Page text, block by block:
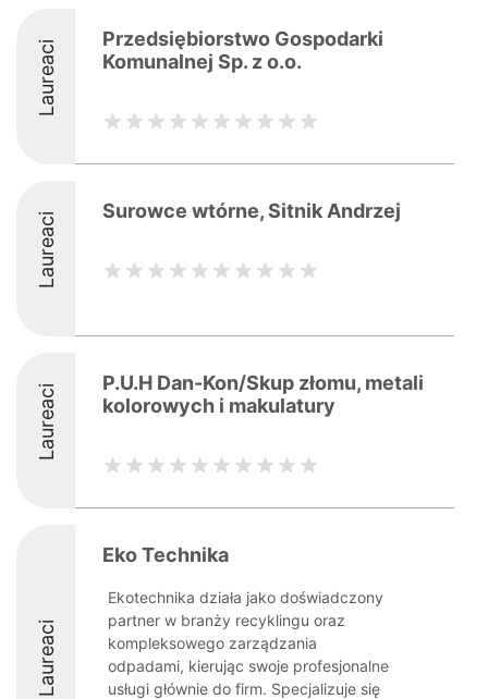
Laureaci
Przedsiębiorstwo Gospodarki
Komunalnej Sp. z o.o.
Laureaci Surowce wtórne, Sitnik Andrzej
Laureaci
P.U.H Dan-Kon/Skup złomu, metali
kolorowych i makulatury
Laureaci
Eko Technika
Ekotechnika działa jako doświadczony
partner w branży recyklingu oraz
kompleksowego zarządzania
odpadami, kierując swoje profesjonalne
usługi głównie do firm. Specjalizuje się